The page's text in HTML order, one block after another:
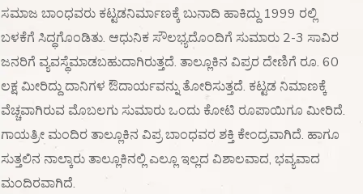
ಸಮಾಜ ಬಾಂಧವರು ಕಟ್ಟಡನಿರ್ಮಾಣಕ್ಕೆ ಬುನಾದಿ ಹಾಕಿದ್ದು 1999 ರಲ್ಲಿ
ಬಳಕೆಗೆ ಸಿದ್ಧಗೊಂಡಿತು. ಆಧುನಿಕ ಸೌಲಭ್ಯದೊಂದಿಗೆ ಸುಮಾರು 2-3 ಸಾವಿರ
ಜನರಿಗೆ ವ್ಯವಸ್ಥೆಮಾಡಬಹುದಾಗಿರುತ್ತದೆ. ತಾಲ್ಲೂಕಿನ ವಿಪ್ರರ ದೇಣಿಗೆ ರೂ. 60
ಲಕ್ಷ ಮೀರಿದ್ದು ದಾನಿಗಳ ಔದಾರ್ಯವನ್ನು ತೋರಿಸುತ್ತದೆ. ಕಟ್ಟಡ ನಿಮಾಣಕ್ಕೆ
ವೆಚ್ಚವಾಗಿರುವ ಮೊಬಲಗು ಸುಮಾರು ಒಂದು ಕೋಟಿ ರೂಪಾಯಿಗೂ ಮೀರಿದೆ.
ಗಾಯತ್ರೀ ಮಂದಿರ ತಾಲ್ಲೂಕಿನ ವಿಪ್ರ ಬಾಂಧವರ ಶಕ್ತಿ ಕೇಂದ್ರವಾಗಿದೆ. ಹಾಗೂ
ಸುತ್ತಲಿನ ನಾಲ್ಕಾರು ತಾಲ್ಲೂಕಿನಲ್ಲಿ ಎಲ್ಲೂ ಇಲ್ಲದ ವಿಶಾಲವಾದ, ಭವ್ಯವಾದ
ಮಂದಿರವಾಗಿದೆ.